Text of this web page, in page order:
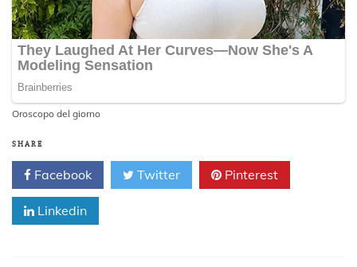
Oroscopo del giorno
SHARE
Facebook Twitter Pinterest
Linkedin